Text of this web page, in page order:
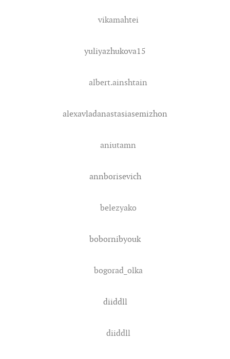
vikamahtei
yuliyazhukova15
albert.ainshtain
alexavladanastasiasemizhon
aniutamn
annborisevich
belezyako
bobornibyouk
bogorad_olka
diiddll
diiddll